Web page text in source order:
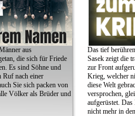
aus
die sich für Friede
Es sind Söhne und
Ruf nach einer
Sie sich packen von
Völker als Brüder und
Das tief
Sasek zeigt die
zur Front
Krieg, welcher
diese Welt
versprochen,
aufgerüstet.
nicht mehr in